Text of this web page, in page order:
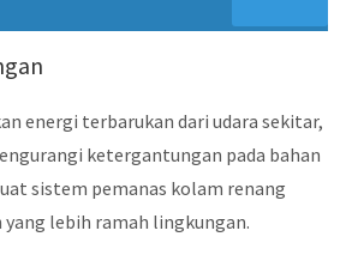
energi terbarukan dari udara sekitar,
ketergantungan pada bahan
sistem pemanas kolam renang
lebih ramah lingkungan.